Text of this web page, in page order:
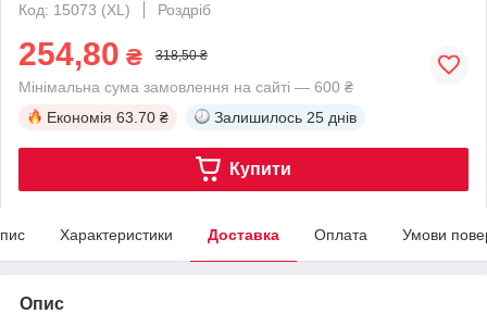
Код: 15073 (XL)
Роздріб
254,80 ₴ 318,50 ₴
Мінімальна сума замовлення на сайті — 600 ₴
Економія 63.70 ₴ Залишилось 25 днів
Купити
Характеристики Доставка Оплата Умови
Опис